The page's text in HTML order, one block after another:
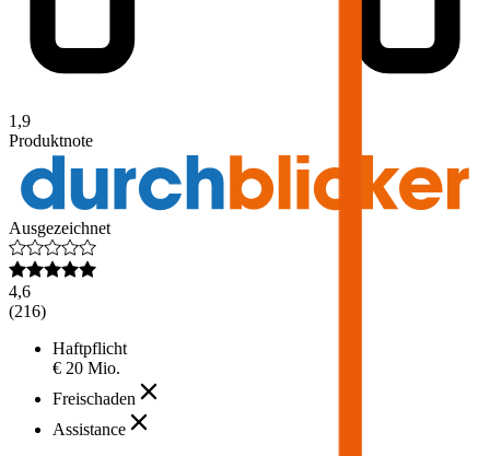
1,9
Produktnote
Ausgezeichnet
4,6
(216)
Haftpflicht
€ 20 Mio.
Freischaden
Assistance